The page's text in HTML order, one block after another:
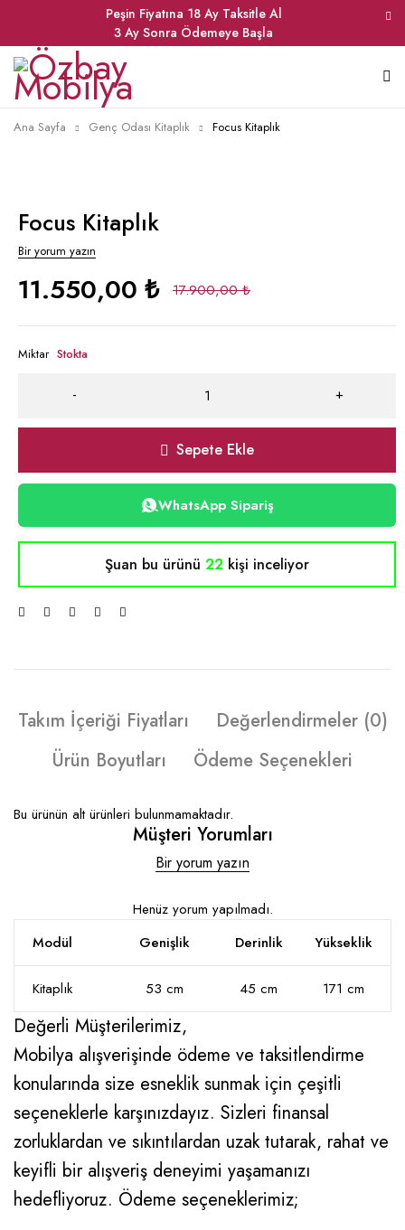
Peşin Fiyatına 18 Ay Taksitle Al
3 Ay Sonra Ödemeye Başla
Ana Sayfa Genç Odası Kitaplık Focus Kitaplık
Focus Kitaplık
Bir yorum yazın
17.900,00₺
11.550,00 ₺
Miktar Stokta
Sepete Ekle
WhatsApp Sipariş
Şuan bu ürünü 22 kişi inceliyor
Takım İçeriği Fiyatları
Değerlendirmeler (0)
Ürün Boyutları
Ödeme Seçenekleri
Bu ürünün alt ürünleri bulunmamaktadır.
Müşteri Yorumları
Bir yorum yazın
Henüz yorum yapılmadı.
Modül
Genişlik Derinlik Yükseklik
Kitaplık 53 cm 45 cm 171 cm
Değerli Müşterilerimiz,
Mobilya alışverişinde ödeme ve taksitlendirme
konularında size esneklik sunmak için çeşitli
seçeneklerle karşınızdayız. Sizleri finansal
zorluklardan ve sıkıntılardan uzak tutarak, rahat ve
keyifli bir alışveriş deneyimi yaşamanızı
hedefliyoruz. Ödeme seçeneklerimiz;